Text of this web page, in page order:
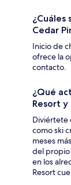
¿Cuáles
Cedar
Inicio de
ofrece la
contacto.
¿Qué
Resort y
Diviértete
como ski
meses
del propio
en los
Resort